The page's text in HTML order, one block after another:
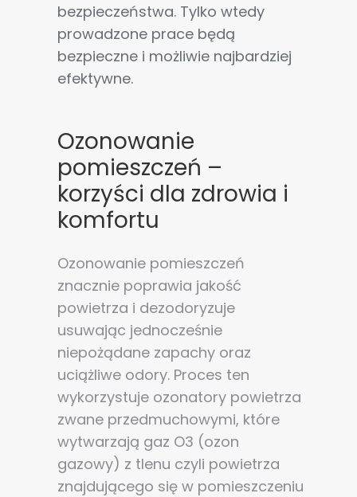
bezpieczeństwa. Tylko wtedy
prowadzone prace będą
bezpieczne i możliwie najbardziej
efektywne.
Ozonowanie
pomieszczeń –
korzyści dla zdrowia i
komfortu
Ozonowanie pomieszczeń
znacznie poprawia jakość
powietrza i dezodoryzuje
usuwając jednocześnie
niepożądane zapachy oraz
uciążliwe odory. Proces ten
wykorzystuje ozonatory powietrza
zwane przedmuchowymi, które
wytwarzają gaz O3 (ozon
gazowy) z tlenu czyli powietrza
znajdującego się w pomieszczeniu